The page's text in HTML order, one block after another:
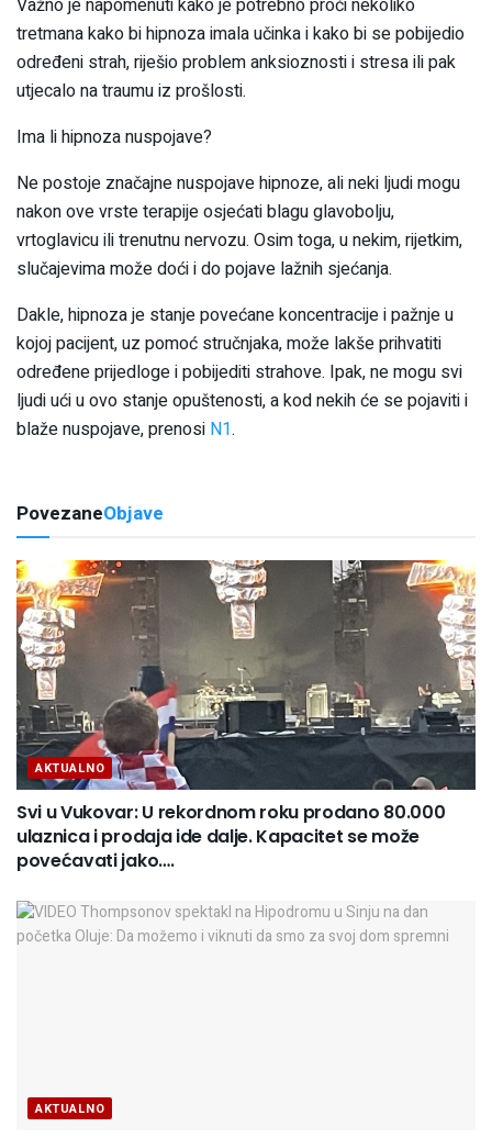
tretmana kako bi hipnoza imala učinka i kako bi se pobijedio
određeni strah, riješio problem anksioznosti i stresa ili pak
utjecalo na traumu iz prošlosti.
Ima li hipnoza nuspojave?
Ne postoje značajne nuspojave hipnoze, ali neki ljudi mogu
nakon ove vrste terapije osjećati blagu glavobolju,
vrtoglavicu ili trenutnu nervozu. Osim toga, u nekim, rijetkim,
slučajevima može doći i do pojave lažnih sjećanja.
Dakle, hipnoza je stanje povećane koncentracije i pažnje u
kojoj pacijent, uz pomoć stručnjaka, može lakše prihvatiti
određene prijedloge i pobijediti strahove. Ipak, ne mogu svi
ljudi ući u ovo stanje opuštenosti, a kod nekih će se pojaviti i
blaže nuspojave, prenosi N1.
PovezaneObjave
AKTUALNO
Svi u Vukovar: U rekordnom roku prodano 80.000
ulaznica i prodaja ide dalje. Kapacitet se može
povećavati jako….
AKTUALNO